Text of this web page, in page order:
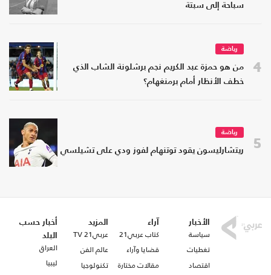
سباحة إلى سبتة
4
رياضة
من هو حمزة عبد الكريم نجم برشلونة الشاب الذي
خطف الأنظار أمام برمنغهام؟
5
رياضة
ريتشارليسون يقود توتنهام لفوز ودي على تشيلسي
الأخبار
سياسة
تغطيات
اقتصاد
آراء
كتاب عربي21
قضايا وآراء
مقالات مختارة
المزيد
عربي21 TV
عالم الفن
تكنولوجيا
أخبار حسب
البلد
العراق
ليبيا